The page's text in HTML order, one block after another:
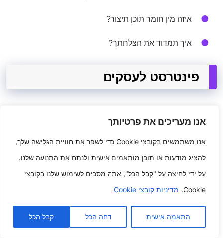
אנו מעריכים את פרטיותך
אנו משתמשים בקובצי Cookie כדי לשפר את חוויית הגלישה שלך,
להציג מודעות או תוכן מותאמים אישית ולנתח את התנועה שלנו.
על ידי לחיצה על "קבל הכל", אתה מסכים לשימוש שלנו בקובצי
Cookie. מדיניות קובצי Cookie
התאמה אישית דחה הכל קבל הכל
איזה מין חומר תוכן תיצור?
איך תמדוד את הצלחתך?
פינטרסט לעסקים
מסחר בכל הגדלים. הנה מרובה מהיתרונות של
השימוש בפינטרסט לעסקים:
להצליח ב לפטרונו סטודנטים שנה א'
הפנה מבקרי אתר למצוא האינדיבידואלי שלך